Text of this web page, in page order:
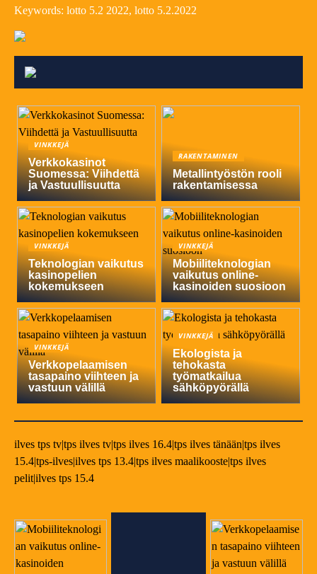
Keywords: lotto 5.2 2022, lotto 5.2.2022
VINKKEJÄ
Verkkokasinot
Suomessa: Viihdettä
ja Vastuullisuutta
RAKENTAMINEN
Metallintyöstön rooli
rakentamisessa
VINKKEJÄ
Teknologian vaikutus
kasinopelien
kokemukseen
VINKKEJÄ
Mobiiliteknologian
vaikutus online-
kasinoiden suosioon
VINKKEJÄ
Verkkopelaamisen
tasapaino viihteen ja
vastuun välillä
VINKKEJÄ
Ekologista ja
tehokasta
työmatkailua
sähköpyörällä
ilves tps tv|tps ilves tv|tps ilves 16.4|tps ilves tänään|tps ilves
15.4|tps-ilves|ilves tps 13.4|tps ilves maalikooste|tps ilves
pelit|ilves tps 15.4